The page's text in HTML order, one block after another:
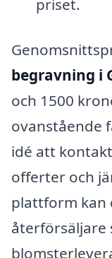
priset.
begravning i
och 1500
ovanstående
idé att
offerter och
plattform kan
återförsäljare